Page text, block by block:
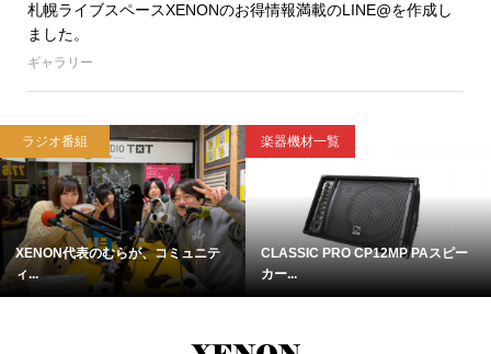
札幌ライブスペースXENONのお得情報満載のLINE@を作成し
ました。
ギャラリー
ラジオ番組
XENON代表のむらが、コミュニテ
ィ...
楽器機材一覧
CLASSIC PRO CP12MP PAスピー
カー...